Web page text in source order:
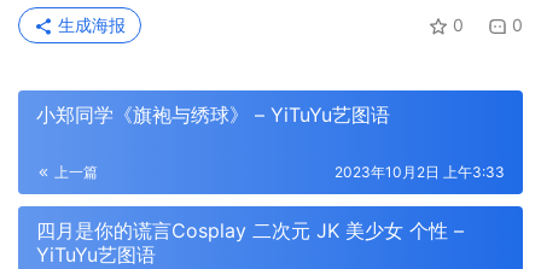
0 0
生成海报
小郑同学《旗袍与绣球》 – YiTuYu艺图语
上一篇 2023年10月2日 上午3:33
四月是你的谎言Cosplay 二次元 JK 美少女 个性 –
YiTuYu艺图语